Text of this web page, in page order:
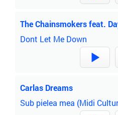
The Chainsmokers feat.
Dont Let Me Down
Carlas Dreams
Sub pielea mea (Midi